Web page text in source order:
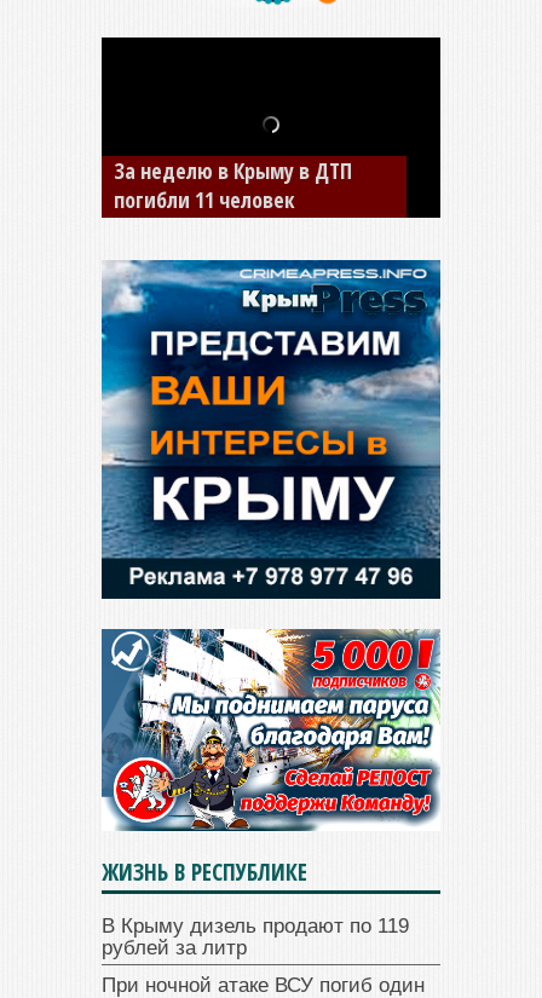
В Джанкое водитель ВАЗа
сбил двух детей на «зебре»
ЖИЗНЬ В РЕСПУБЛИКЕ
В Крыму дизель продают по 119
рублей за литр
При ночной атаке ВСУ погиб один